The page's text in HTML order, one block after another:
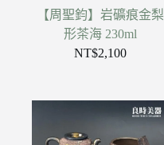
【周聖鈞】岩礦痕金梨
形茶海 230ml
NT$2,100